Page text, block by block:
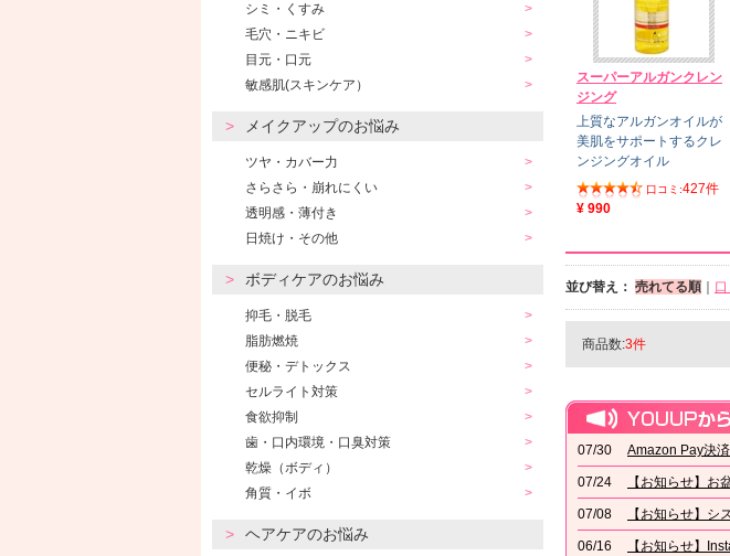
シミ・くすみ
毛穴・ニキビ
目元・口元
敏感肌(スキンケア）
メイクアップのお悩み
ツヤ・カバー力
さらさら・崩れにくい
透明感・薄付き
日焼け・その他
ボディケアのお悩み
抑毛・脱毛
脂肪燃焼
便秘・デトックス
セルライト対策
食欲抑制
歯・口内環境・口臭対策
乾燥（ボディ）
角質・イボ
ヘアケアのお悩み
スーパーアルガンクレン
ジング
上質なアルガンオイルが
美肌をサポートするクレ
ンジングオイル
口コミ:427件
¥ 990
並び替え： 売れてる順
商品数:3件
07/30 Amazon Pay決
07/24 【お知らせ】お
07/08 【お知らせ】シ
06/16 【お知らせ】